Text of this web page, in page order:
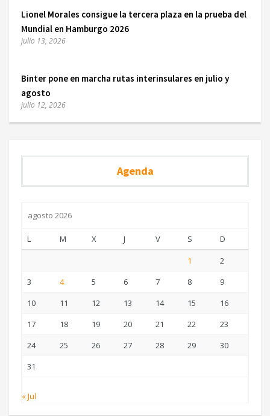
Lionel Morales consigue la tercera plaza en la prueba del
Mundial en Hamburgo 2026
julio 13, 2026
Binter pone en marcha rutas interinsulares en julio y
agosto
julio 12, 2026
Agenda
agosto 2026
L M X J V S
D
1
2
3
4 5 6 7 8
9
10
11 12 13 14 15
16
17
18 19 20 21 22
23
24
25 26 27 28 29
30
31
« Jul